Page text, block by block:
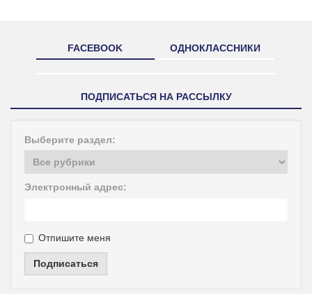
FACEBOOK ОДНОКЛАССНИКИ
ПОДПИСАТЬСЯ НА РАССЫЛКУ
Выберите раздел:
Электронный адрес:
Отпишите меня
Подписаться